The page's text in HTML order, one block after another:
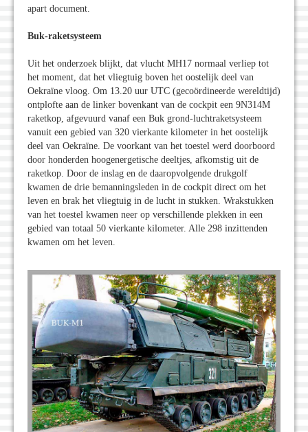
apart document.
Buk-raketsysteem
Uit het onderzoek blijkt, dat vlucht MH17 normaal verliep tot
het moment, dat het vliegtuig boven het oostelijk deel van
Oekraïne vloog. Om 13.20 uur UTC (gecoördineerde wereldtijd)
ontplofte aan de linker bovenkant van de cockpit een 9N314M
raketkop, afgevuurd vanaf een Buk grond-luchtraketsysteem
vanuit een gebied van 320 vierkante kilometer in het oostelijk
deel van Oekraïne. De voorkant van het toestel werd doorboord
door honderden hoogenergetische deeltjes, afkomstig uit de
raketkop. Door de inslag en de daaropvolgende drukgolf
kwamen de drie bemanningsleden in de cockpit direct om het
leven en brak het vliegtuig in de lucht in stukken. Wrakstukken
van het toestel kwamen neer op verschillende plekken in een
gebied van totaal 50 vierkante kilometer. Alle 298 inzittenden
kwamen om het leven.